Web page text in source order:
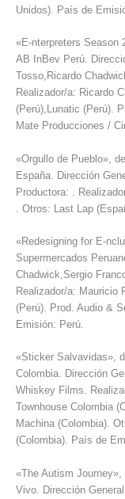
Unidos). País de
«E-nterpreters Season
AB InBev Perú.
Tosso,Ricardo
Realizador/a: Ricardo
(Perú),Lunatic (Perú).
Mate Producciones /
«Orgullo de Pueblo»,
España. Dirección
Productora: .
. Otros: Last Lap
«Redesigning for E-
Supermercados
Chadwick,Sergio
Realizador/a: Mauricio
(Perú). Prod. Audio &
Emisión: Perú.
«Sticker Salvavidas»,
Colombia. Dirección
Whiskey Films.
Townhouse Colombia
Machina (Colombia).
(Colombia). País de
«The Autism
Vivo. Dirección